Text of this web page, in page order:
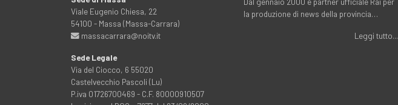
Viale Eugenio Chiesa, 22
54100 - Massa (Massa-Carrara)
massacarrara@noitv.it
Sede Legale
Via del Ciocco, 6 55020
Castelvecchio Pascoli (Lu)
P.iva 01726700469 - C.F. 80000910507
la produzione di news della provincia…
Leggi tutto...